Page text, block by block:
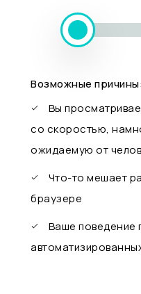
Возможные
Вы
со скоростью,
ожидаемую от
Что-то мешает
браузере
Ваше поведение